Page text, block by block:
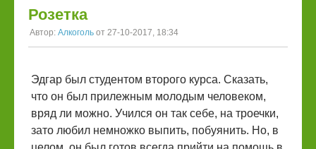
Розетка
Автор: Алкоголь от 27-10-2017, 18:34
Эдгар был студентом второго курса. Сказать,
что он был прилежным молодым человеком,
вряд ли можно. Учился он так себе, на троечки,
зато любил немножко выпить, побуянить. Но, в